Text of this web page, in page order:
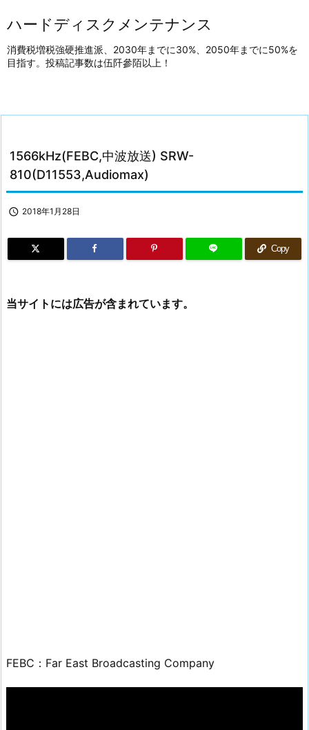
ハードディスクメンテナンス
消費税増税強硬推進派、2030年までに30%、2050年までに50%を
目指す。投稿記事数は伍阡參陌以上！
1566kHz(FEBC,中波放送) SRW-
810(D11553,Audiomax)
 2018年1月28日
Copy
当サイトには広告が含まれています。
FEBC：Far East Broadcasting Company